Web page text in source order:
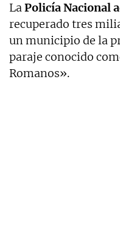
LaPolicía Nacional
recuperado tres
un municipio de la
paraje conocido
Romanos».